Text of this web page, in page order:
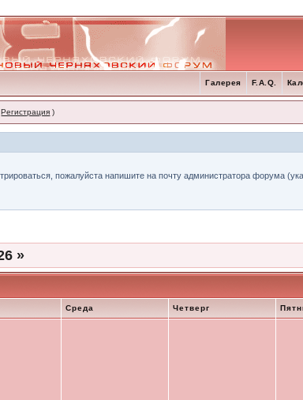
F.A.Q.
Галерея
Регистрация )
пожалуйста напишите на почту администратора форума
»
Среда Четверг